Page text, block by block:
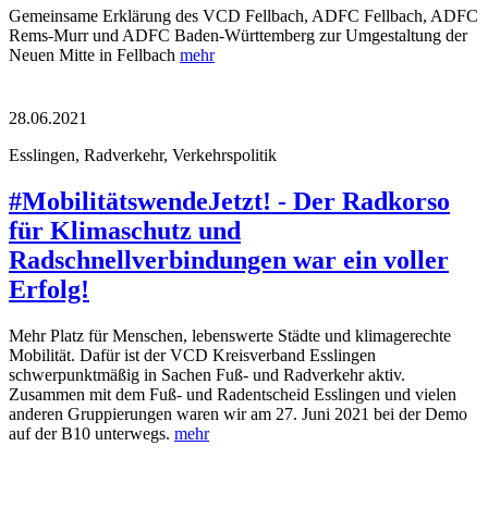
Gemeinsame Erklärung des VCD Fellbach, ADFC Fellbach, ADFC
Rems-Murr und ADFC Baden-Württemberg zur Umgestaltung der
Neuen Mitte in Fellbach mehr
28.06.2021
Esslingen, Radverkehr, Verkehrspolitik
#MobilitätswendeJetzt! - Der Radkorso
für Klimaschutz und
Radschnellverbindungen war ein voller
Erfolg!
Mehr Platz für Menschen, lebenswerte Städte und klimagerechte
Mobilität. Dafür ist der VCD Kreisverband Esslingen
schwerpunktmäßig in Sachen Fuß- und Radverkehr aktiv.
Zusammen mit dem Fuß- und Radentscheid Esslingen und vielen
anderen Gruppierungen waren wir am 27. Juni 2021 bei der Demo
auf der B10 unterwegs. mehr